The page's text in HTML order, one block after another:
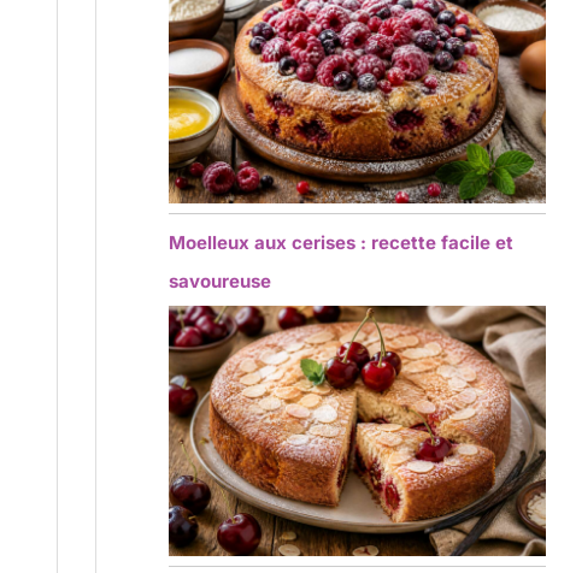
Moelleux aux cerises : recette facile et
savoureuse